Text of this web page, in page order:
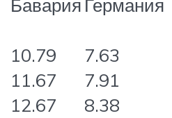
Бавария Германия
10.79
7.63
11.67
7.91
12.67
8.38